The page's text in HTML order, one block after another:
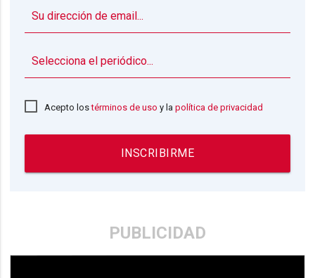
Acepto lostérminos de uso y lapolítica de privacidad
INSCRIBIRME
PUBLICIDAD